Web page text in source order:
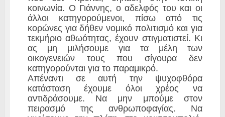
κοινωνία. Ο Γιάννης, ο αδελφός του και οι
άλλοι κατηγορούμενοι, πίσω από τις
κορώνες για δήθεν νομικό πολιτισμό και για
τεκμήριο αθωότητας, έχουν στιγματιστεί. Κι
ας μη μιλήσουμε για τα μέλη των
οικογενειών τους που σίγουρα δεν
κατηγορούνται για το παραμικρό.
Απέναντι σε αυτή την ψυχοφθόρα
κατάσταση έχουμε όλοι χρέος να
αντιδράσουμε. Να μην μπούμε στον
πειρασμό της ανθρωποφαγίας. Να